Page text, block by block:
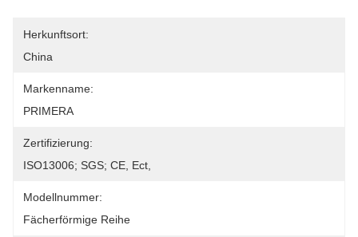
Herkunftsort:
China
Markenname:
PRIMERA
Zertifizierung:
ISO13006; SGS; CE, Ect,
Modellnummer:
Fächerförmige Reihe